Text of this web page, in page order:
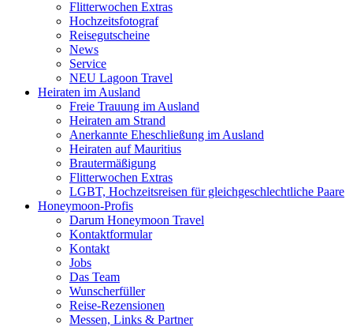
Flitterwochen Extras
Hochzeitsfotograf
Reisegutscheine
News
Service
NEU Lagoon Travel
Heiraten im Ausland
Freie Trauung im Ausland
Heiraten am Strand
Anerkannte Eheschließung im Ausland
Heiraten auf Mauritius
Brautermäßigung
Flitterwochen Extras
LGBT, Hochzeitsreisen für gleichgeschlechtliche Paare
Honeymoon-Profis
Darum Honeymoon Travel
Kontaktformular
Kontakt
Jobs
Das Team
Wunscherfüller
Reise-Rezensionen
Messen, Links & Partner